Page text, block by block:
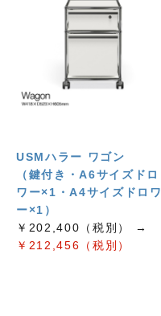
USMハラー ワゴン
（鍵付き・A6サイズドロ
ワー×1・A4サイズドロワ
ー×1）
￥202,400（税別） →
￥212,456（税別）